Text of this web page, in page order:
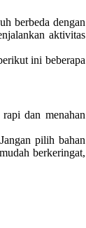
berbeda dengan
aktivitas
ini beberapa
dan menahan
pilih bahan
berkeringat,